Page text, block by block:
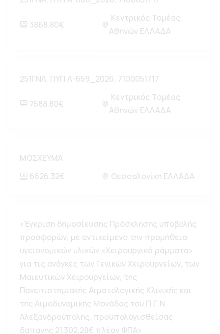
3868.80€
Κεντρικός Τομέας
Αθηνών ΕΛΛΑΔΑ
251ΓΝΑ, ΠΥΠ Α-659_2026, 7100051717
7588.80€
Κεντρικός Τομέας
Αθηνών ΕΛΛΑΔΑ
ΜΟΣΧΕΥΜΑ
6626.32€
Θεσσαλονίκη ΕΛΛΑΔΑ
«Έγκριση δημοσίευσης Πρόσκλησης υποβολής
προσφορών, με αντικείμενο την προμήθεια
υγειονομικών υλικών «Χειρουργικά ράμματα»
για τις ανάγκες των Γενικών Χειρουργείων, των
Μαιευτικών Χειρουργείων, της
Πανεπιστημιακής Αιματολογικής Κλινικής και
της Αιμοδυναμικής Μονάδας του Π.Γ.Ν.
Αλεξανδρούπολης, προϋπολογισθείσας
δαπάνης 21.302,28€ πλέον ΦΠΑ»